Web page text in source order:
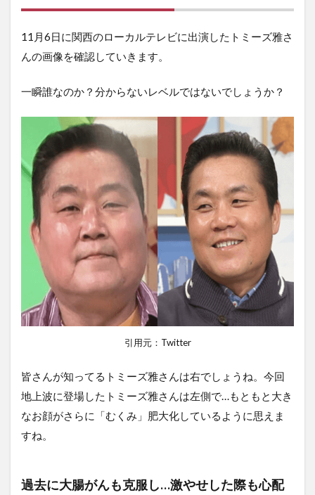
11月6日に関西のローカルテレビに出演したトミーズ雅さ
んの画像を確認していきます。
一瞬誰なのか？分からないレベルではないでしょうか？
引用元：Twitter
皆さんが知ってるトミーズ雅さんは右でしょうね。今回
地上波に登場したトミーズ雅さんは左側で…もともと大き
なお顔がさらに「むくみ」肥大化しているように思えま
すね。
過去に大腸がんも克服し…激やせした際も心配